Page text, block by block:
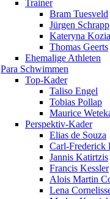
Trainer
Bram Tuesveld
Jürgen Schrapp
Kateryna
Thomas Geerts
Ehemalige Athleten
Para Schwimmen
Top-Kader
Taliso Engel
Tobias Pollap
Maurice
Perspektiv-Kader
Elias de Souza
Carl-Frederick
Jannis Katirtzis
Francis Kessler
Alois Martin
Lena